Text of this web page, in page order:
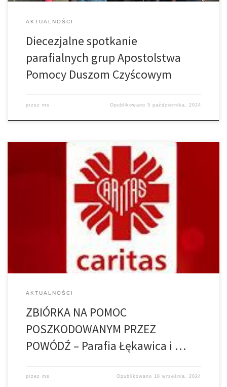
AKTUALNOŚCI
Diecezjalne spotkanie
parafialnych grup Apostolstwa
Pomocy Duszom Czyścowym
przez ms Opublikowano5 października, 2024
W związku z dramatyczną powodzią, która dotknęła południowo
– zachodnią część Polski, Przewodniczący Konferencji Episkopatu
Polski zaapelował o zorganizowanie w najbliższą niedzielę 22
września 2024 roku, po każdej Mszy Świętej, w każdej diecezji
zbiórki pieniężnej na pomoc poszkodowanym. Zebrane środki
finansowe zostaną przekazane poszkodowanym za
pośrednictwem Caritas Polska. „Łączę się […]
AKTUALNOŚCI
ZBIÓRKA NA POMOC
POSZKODOWANYM PRZEZ
POWÓDŹ – Parafia Łękawica i …
przez ms Opublikowano 18 września, 2024